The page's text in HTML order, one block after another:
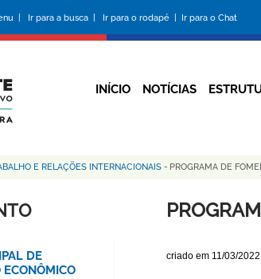
| Ir para a busca | Ir para o rodapé | Ir para o Chat
INÍCIO NOTÍCIAS
E RELAÇÕES INTERNACIONAIS - PROGRAMA DE
criado em 11/03/2022
DE
ECONÔMICO